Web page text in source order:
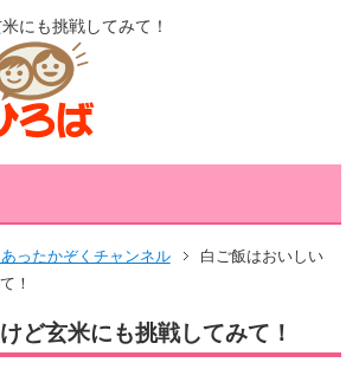
にも挑戦してみて！
あったかぞくチャンネル
白ご飯はおいしい
！
ど玄米にも挑戦してみて！